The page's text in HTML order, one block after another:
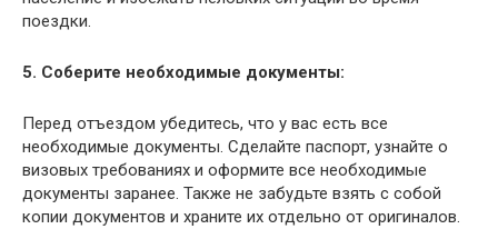
поездки.
5. Соберите необходимые документы:
Перед отъездом убедитесь, что у вас есть все
необходимые документы. Сделайте паспорт, узнайте о
визовых требованиях и оформите все необходимые
документы заранее. Также не забудьте взять с собой
копии документов и храните их отдельно от оригиналов.